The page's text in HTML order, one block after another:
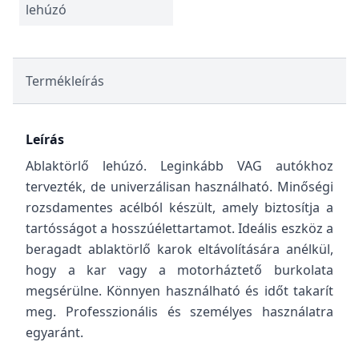
lehúzó
Termékleírás
Leírás
Ablaktörlő lehúzó. Leginkább VAG autókhoz
tervezték, de univerzálisan használható. Minőségi
rozsdamentes acélból készült, amely biztosítja a
tartósságot a hosszúélettartamot. Ideális eszköz a
beragadt ablaktörlő karok eltávolítására anélkül,
hogy a kar vagy a motorháztető burkolata
megsérülne. Könnyen használható és időt takarít
meg. Professzionális és személyes használatra
egyaránt.